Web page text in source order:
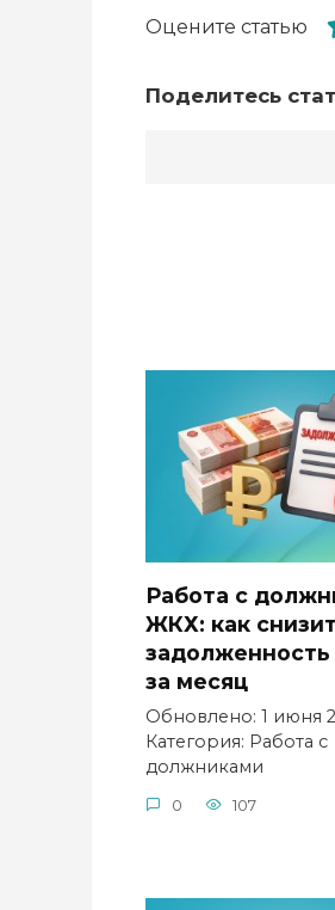
Оцените статью
Поделитесь
Работа с
ЖКХ: как
задолженность
за месяц
Обновлено: 1 июня
Категория: Работа с
должниками
0 107